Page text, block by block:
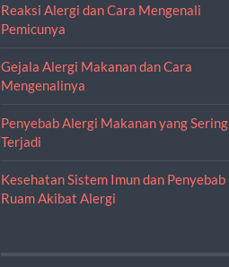
Reaksi Alergi dan Cara Mengenali
Pemicunya
Gejala Alergi Makanan dan Cara
Mengenalinya
Penyebab Alergi Makanan yang Sering
Terjadi
Kesehatan Sistem Imun dan Penyebab
Ruam Akibat Alergi